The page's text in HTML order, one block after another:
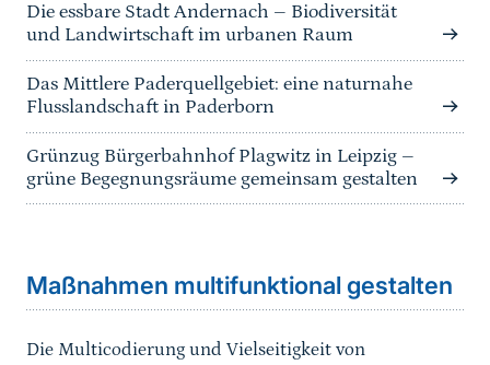
Die essbare Stadt Andernach – Biodiversität
und Landwirtschaft im urbanen Raum
Das Mittlere Paderquellgebiet: eine naturnahe
Flusslandschaft in Paderborn
Grünzug Bürgerbahnhof Plagwitz in Leipzig –
grüne Begegnungsräume gemeinsam gestalten
Maßnahmen multifunktional gestalten
Die Multicodierung und Vielseitigkeit von